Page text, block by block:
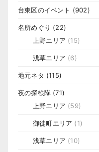
台東区のイベント (902)
名所めぐり (22)
上野エリア (15)
浅草エリア (6)
地元ネタ (115)
夜の探検隊 (71)
上野エリア (59)
御徒町エリア (1)
浅草エリア (10)